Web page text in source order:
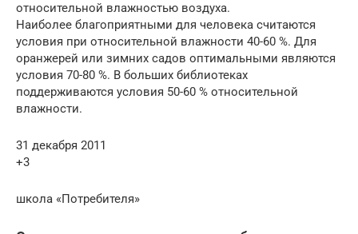
относительной влажностью воздуха.
Наиболее благоприятными для человека считаются
условия при относительной влажности 40-60 %. Для
оранжерей или зимних садов оптимальными являются
условия 70-80 %. В больших библиотеках
поддерживаются условия 50-60 % относительной
влажности.
31 декабря 2011
+3
школа «Потребителя»